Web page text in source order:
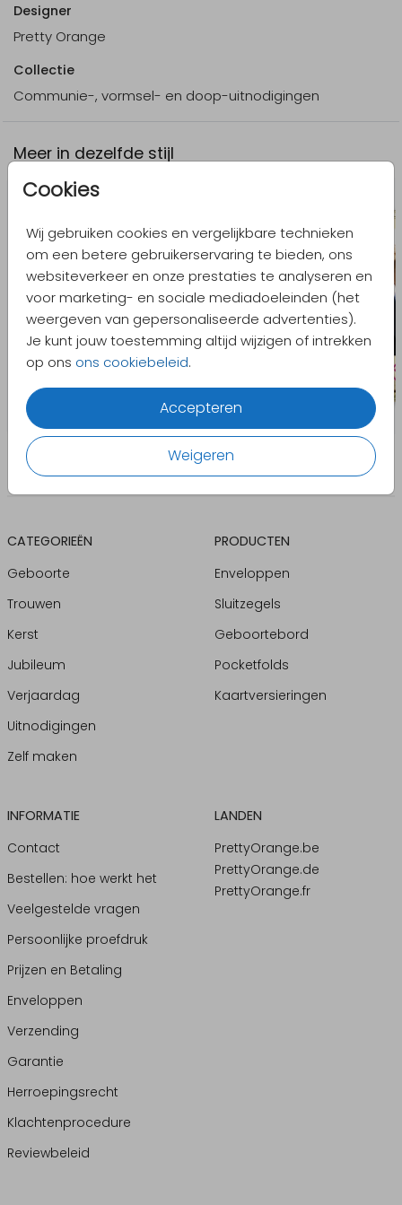
Cookies
Wij gebruiken cookies en vergelijkbare technieken
om een betere gebruikerservaring te bieden, ons
websiteverkeer en onze prestaties te analyseren en
voor marketing- en sociale mediadoeleinden (het
weergeven van gepersonaliseerde advertenties).
Je kunt jouw toestemming altijd wijzigen of intrekken
op ons ons cookiebeleid.
Accepteren
Weigeren
Designer
Pretty Orange
Collectie
Communie-, vormsel- en doop-uitnodigingen
Meer in dezelfde stijl
CATEGORIEËN
Geboorte
Trouwen
Kerst
Jubileum
Verjaardag
Uitnodigingen
Zelf maken
PRODUCTEN
Enveloppen
Sluitzegels
Geboortebord
Pocketfolds
Kaartversieringen
INFORMATIE
Contact
Bestellen: hoe werkt het
Veelgestelde vragen
Persoonlijke proefdruk
Prijzen en Betaling
Enveloppen
Verzending
Garantie
Herroepingsrecht
Klachtenprocedure
Reviewbeleid
LANDEN
PrettyOrange.be
PrettyOrange.de
PrettyOrange.fr